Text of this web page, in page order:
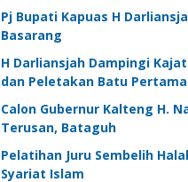
Pj Bupati Kapuas H
Basarang
H Darliansjah Dampingi
dan Peletakan Batu
Calon Gubernur Kalteng H.
Terusan, Bataguh
Pelatihan Juru Sembelih
Syariat Islam